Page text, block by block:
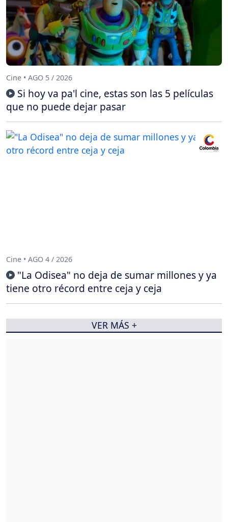
Cine • AGO 5 / 2026
Si hoy va pa'l cine, estas son las 5 películas
que no puede dejar pasar
Cine • AGO 4 / 2026
"La Odisea" no deja de sumar millones y ya
tiene otro récord entre ceja y ceja
VER MÁS +